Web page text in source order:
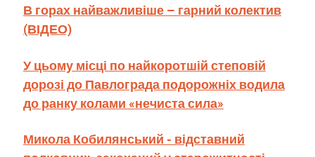
В горах найважливіше – гарний колектив
(ВІДЕО)
У цьому місці по найкоротшій степовій
дорозі до Павлограда подорожніх водила
до ранку колами «нечиста сила»
Микола Кобилянський - відставний